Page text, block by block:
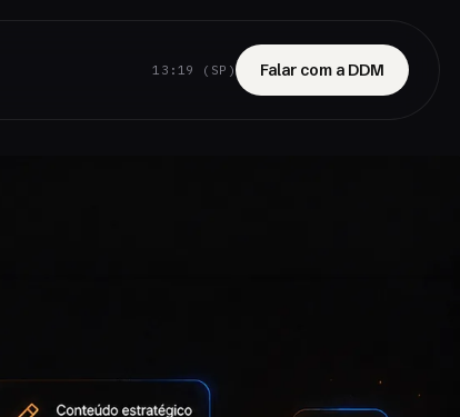
13:19 (SP) Falar com a DDM